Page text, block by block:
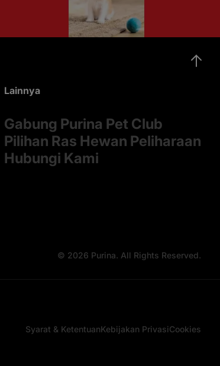
Lainnya
Gabung Purina Pet Club
Pilihan Ras Hewan Peliharaan
Hubungi Kami
© 2026 Purina. All Rights Reserved.
Syarat & KetentuanKebijakan PrivasiCookies